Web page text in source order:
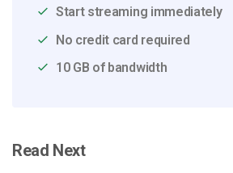
Start streaming immediately
No credit card required
10 GB of bandwidth
Read Next